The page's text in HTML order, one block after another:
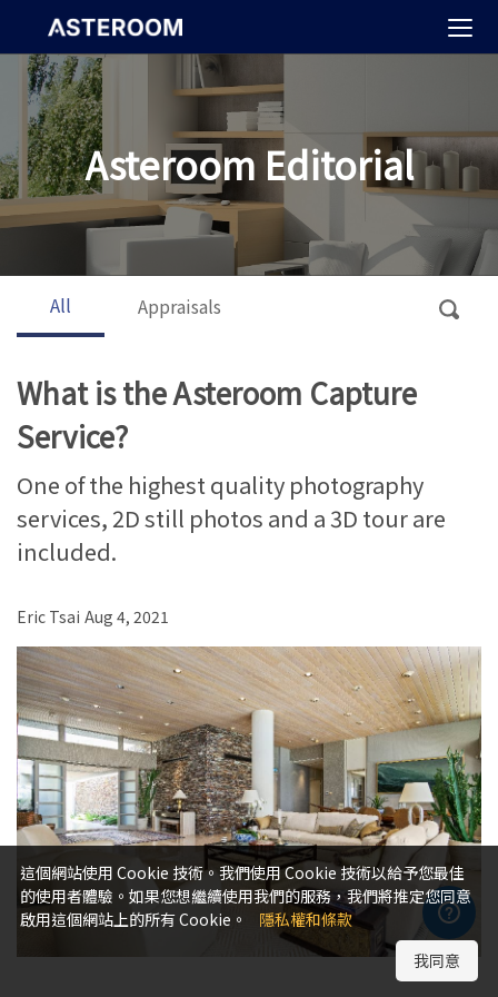
Asteroom Editorial
All Appraisals
What is the Asteroom Capture
Service?
One of the highest quality photography
services, 2D still photos and a 3D tour are
included.
Eric Tsai Aug 4, 2021
這個網站使用 Cookie 技術。我們使用 Cookie 技術以給予您最佳
的使用者體驗。如果您想繼續使用我們的服務，我們將推定您同意
啟用這個網站上的所有 Cookie。
隱私權和條款
我同意